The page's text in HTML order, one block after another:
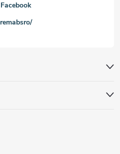
Facebook
remabsro/